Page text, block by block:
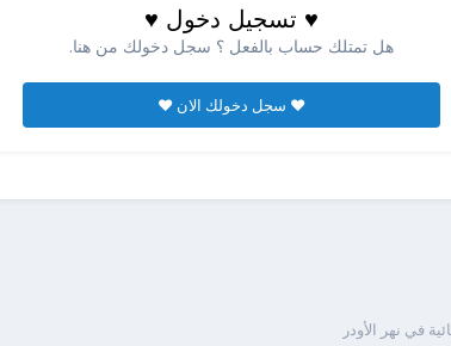
♥ تسجيل دخول ♥
هل تمتلك حساب بالفعل ؟ سجل دخولك من هنا.
♥ سجل دخولك الان ♥
في نهر الأودر